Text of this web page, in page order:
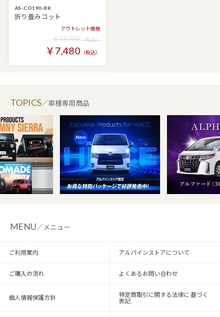
AS-CO190-BK
折り畳みコット
アウトレット価格
￥18,700（税込）
￥7,480 （税込）
／車種専用商品
MENU／メニュー
ご利用案内 アルパインストアについて
ご購入の流れ よくあるお問い合わせ
個人情報保護方針
特定商取引に関する法律に 基づく
表記